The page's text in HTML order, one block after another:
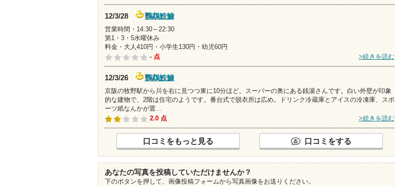
12/3/28
鸚鵡鮟鱇
営業時間・14:30～22:30
第1・3・5水曜休み
料金・大人410円・小学生130円・幼児60円
- 点
>続きを読む
12/3/26
鸚鵡鮟鱇
京阪の牧野駅から川を右に見つつ東に10分ほど。スーパーの奥にある銭湯さんです。白い外壁が印象
的な建物で、2階は住宅のようです。番台式で脱衣所は広め。ドリンク冷蔵庫とアイスの冷凍庫、スポ
ーツ紙なんかが置…
2.0 点
>続きを読む
口コミをもっと見る 口コミをする
あなたの写真を投稿していただけませんか？
下のボタンを押して、画像投稿フォームから写真画像をお送りください。